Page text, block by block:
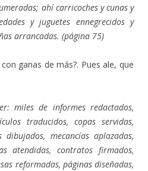
ahí carricoches y cunas y
y juguetes ennegrecidos y
arrancadas. (página 75)
ganas de más?. Pues ale, que
miles de informes redactados,
traducidos, copas servidas,
dibujados, mecancías aplazadas,
atendidas, contratos firmados,
reformadas, páginas diseñadas,